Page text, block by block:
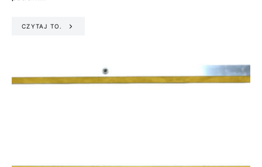
CZYTAJ TO.